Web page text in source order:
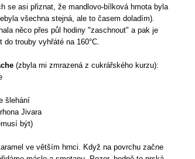
se asi přiznat, že mandlovo-bílková hmota byla
všechna stejná, ale to časem doladím).
něco přes půl hodiny "zaschnout" a pak je
do trouby vyhřáté na 160°C.
(zbyla mi zmrazená z cukrářského kurzu):
šlehání
Jivara
být)
ve větším hrnci. Když na povrchu začne